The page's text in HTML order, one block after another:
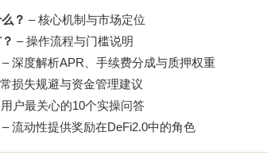
？ – 核心机制与市场定位
– 操作流程与门槛说明
– 深度解析APR、手续费分成与质押权重
损失规避与资金管理建议
户最关心的10个实操问答
– 流动性提供奖励在DeFi2.0中的角色